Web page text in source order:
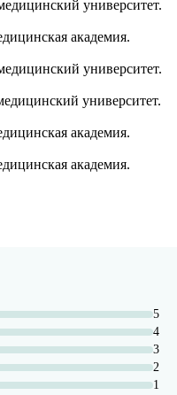
университет.
академия.
университет.
университет.
академия.
академия.
5
4
3
2
1